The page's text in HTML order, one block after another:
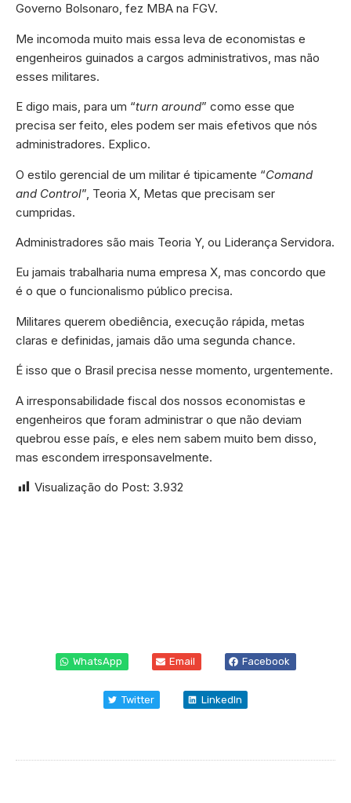
Governo Bolsonaro, fez MBA na FGV.
Me incomoda muito mais essa leva de economistas e
engenheiros guinados a cargos administrativos, mas não
esses militares.
E digo mais, para um “turn around” como esse que
precisa ser feito, eles podem ser mais efetivos que nós
administradores. Explico.
O estilo gerencial de um militar é tipicamente “Comand
and Control”, Teoria X, Metas que precisam ser
cumpridas.
Administradores são mais Teoria Y, ou Liderança Servidora.
Eu jamais trabalharia numa empresa X, mas concordo que
é o que o funcionalismo público precisa.
Militares querem obediência, execução rápida, metas
claras e definidas, jamais dão uma segunda chance.
É isso que o Brasil precisa nesse momento, urgentemente.
A irresponsabilidade fiscal dos nossos economistas e
engenheiros que foram administrar o que não deviam
quebrou esse país, e eles nem sabem muito bem disso,
mas escondem irresponsavelmente.
Visualização do Post: 3.932
WhatsApp Email Facebook
Twitter LinkedIn